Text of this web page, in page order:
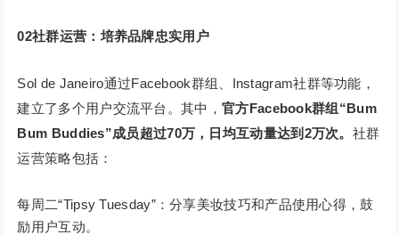
02社群运营：培养品牌忠实用户
Sol de Janeiro通过Facebook群组、Instagram社群等功能，
建立了多个用户交流平台。其中， 官方Facebook群组“Bum
Bum Buddies”成员超过70万，日均互动量达到2万次。 社群
运营策略包括：
每周二“Tipsy Tuesday”：分享美妆技巧和产品使用心得，鼓
励用户互动。